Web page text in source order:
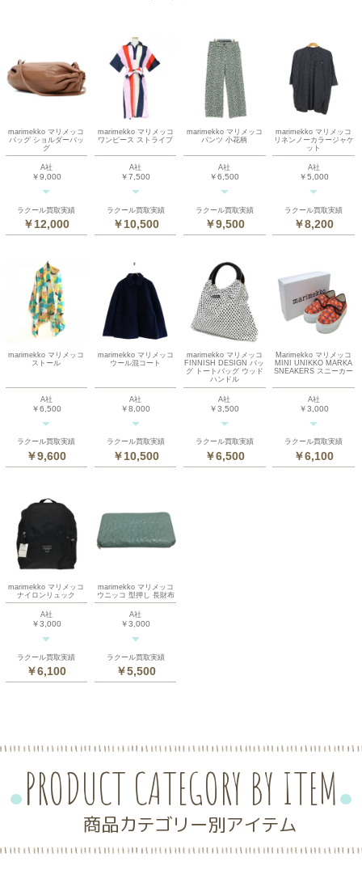
marimekko マリメッコ
バッグ ショルダーバッ
グ
A社
￥9,000
ラクール買取実績
￥12,000
marimekko マリメッコ
ワンピース ストライプ
A社
￥7,500
ラクール買取実績
￥10,500
marimekko マリメッコ
パンツ 小花柄
A社
￥6,500
ラクール買取実績
￥9,500
marimekko マリメッコ
リネンノーカラージャケ
ット
A社
￥5,000
ラクール買取実績
￥8,200
marimekko マリメッコ
ストール
A社
￥6,500
ラクール買取実績
￥9,600
marimekko マリメッコ
ウール混コート
A社
￥8,000
ラクール買取実績
￥10,500
marimekko マリメッコ
FINNISH DESIGN バッ
グ トートバッグ ウッド
ハンドル
A社
￥3,500
ラクール買取実績
￥6,500
Marimekko マリメッコ
MINI UNIKKO MARKA
SNEAKERS スニーカー
A社
￥3,000
ラクール買取実績
￥6,100
marimekko マリメッコ
ナイロンリュック
A社
￥3,000
ラクール買取実績
￥6,100
marimekko マリメッコ
ウニッコ 型押し 長財布
A社
￥3,000
ラクール買取実績
￥5,500
PRODUCT CATEGORY BY ITEM
商品カテゴリー別アイテム